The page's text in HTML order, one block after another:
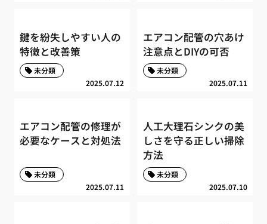
鍵を紛失しやすい人の
特徴と改善策
2025.07.12
未分類
エアコン配管の穴あけ
注意点とDIYの可否
2025.07.11
未分類
エアコン配管の修理が
必要なケースと対処法
2025.07.11
未分類
人工大理石シンクの美
しさを守る正しい掃除
方法
2025.07.10
未分類